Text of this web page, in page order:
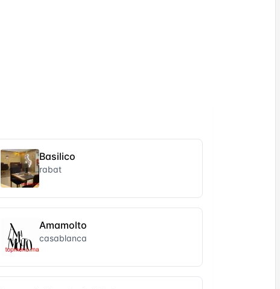
Basilico
rabat
Amamolto
casablanca